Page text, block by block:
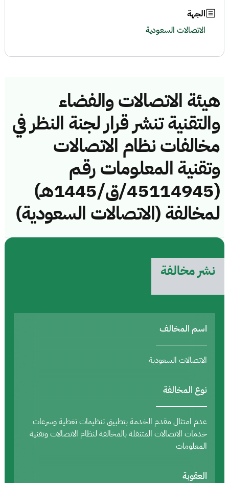
هيئة الاتصالات والفضاء
والتقنية تنشر قرار لجنة النظر في
مخالفات نظام الاتصالات
وتقنية المعلومات رقم
(45114945/ق/1445هـ)
لمخالفة (الاتصالات السعودية)
نشر مخالفة
اسم المخالف
الاتصالات السعودية
نوع المخالفة
عدم امتثال مقدم الخدمة بتطبيق تنظيمات تغطية وسرعات
خدمات الاتصالات المتنقلة بالمخالفة لنظام الاتصالات وتقنية
المعلومات
العقوبة
الجهة
الاتصالات السعودية